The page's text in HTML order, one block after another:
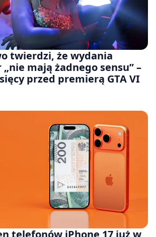
twierdzi, że wydania
mają żadnego sensu” –
przed premierą GTA VI